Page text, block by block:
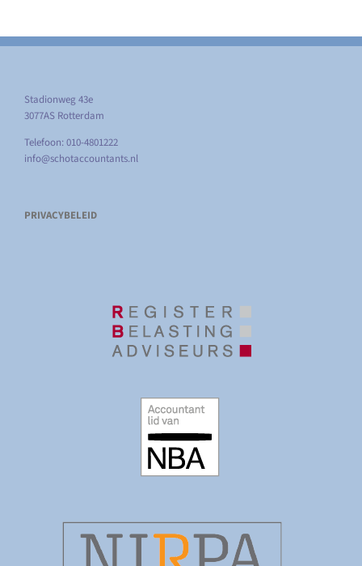
Stadionweg 43e
3077AS Rotterdam
Telefoon: 010-4801222
info@schotaccountants.nl
PRIVACYBELEID